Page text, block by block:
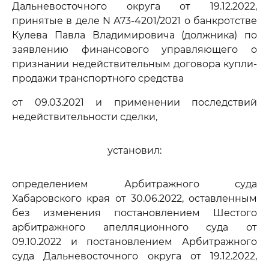
Дальневосточного округа от 19.12.2022,
принятые в деле N А73-4201/2021 о банкротстве
Кулева Павла Владимировича (должника) по
заявлению финансового управляющего о
признании недействительным договора купли-
продажи транспортного средства
от 09.03.2021 и применении последствий
недействительности сделки,
установил:
определением Арбитражного суда
Хабаровского края от 30.06.2022, оставленным
без изменения постановлением Шестого
арбитражного апелляционного суда от
09.10.2022 и постановлением Арбитражного
суда Дальневосточного округа от 19.12.2022,